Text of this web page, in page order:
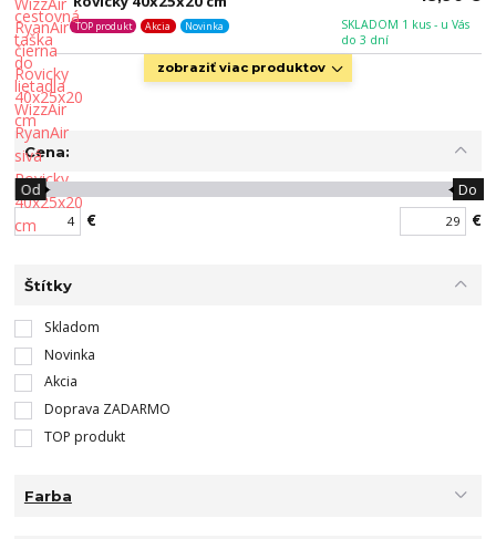
SKLADOM 1 kus - u Vás
do 3 dní
TOP produkt Akcia Novinka
zobraziť viac produktov
Cena:
€
Od Do
€
Štítky
Skladom
Novinka
Akcia
Doprava ZADARMO
TOP produkt
Farba